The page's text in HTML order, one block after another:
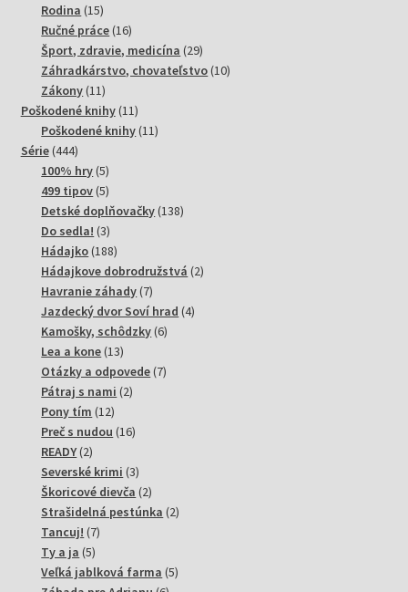
Rodina 1515
produktov
Ručné práce 1616
produktov
Šport, zdravie, medicína 2929
produktov
Záhradkárstvo, chovateľstvo 1010
Zákony 1111
produktov
Poškodené knihy 1111
produktov
Poškodené knihy 1111
Série 444444
produktov
100% hry 55
produktov
499 tipov 55
produktov
Detské doplňovačky 138138
Do sedla! 33
produkty
Hádajko 188188
produktov
Hádajkove dobrodružstvá 22
Havranie záhady 77
produktov
Jazdecký dvor Soví hrad 44
Kamošky, schôdzky 66
Lea a kone 1313
produktov
Otázky a odpovede 77
Pátraj s nami 22
Pony tím 1212
produktov
Preč s nudou 1616
READY 22
produkty
Severské krimi 33
produkty
Škoricové dievča 22
produkty
Strašidelná pestúnka 22
Tancuj! 77
Ty a ja 55
produktov
Veľká jablková farma 55